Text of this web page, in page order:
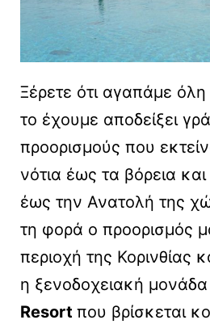
Ξέρετε ότι αγαπάμε
το έχουμε αποδείξει
προορισμούς που
νότια έως τα βόρεια
έως την Ανατολή της
τη φορά ο προορισμός
περιοχή της Κορινθίας
η ξενοδοχειακή μονάδα
Resort που βρίσκεται